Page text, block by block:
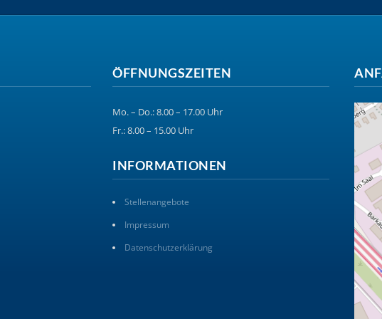
ÖFFNUNGSZEITEN
Mo. – Do.: 8.00 – 17.00 Uhr
Fr.: 8.00 – 15.00 Uhr
INFORMATIONEN
Stellenangebote
Impressum
Datenschutzerklärung